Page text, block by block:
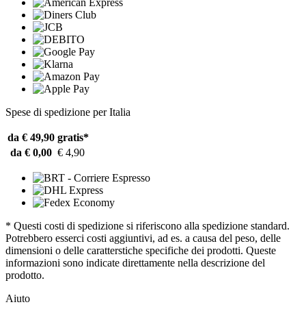
Spese di spedizione per Italia
da € 49,90 gratis*
da € 0,00 € 4,90
* Questi costi di spedizione si riferiscono alla spedizione standard.
Potrebbero esserci costi aggiuntivi, ad es. a causa del peso, delle
dimensioni o delle caratterstiche specifiche dei prodotti. Queste
informazioni sono indicate direttamente nella descrizione del
prodotto.
Aiuto